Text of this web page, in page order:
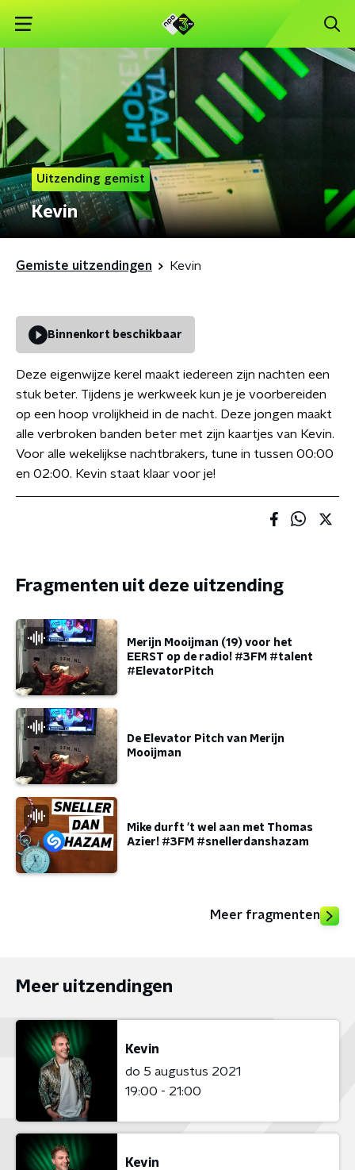
Uitzending gemist
Kevin
Gemiste uitzendingen Kevin
Binnenkort beschikbaar
Deze eigenwijze kerel maakt iedereen zijn nachten een
stuk beter. Tijdens je werkweek kun je je voorbereiden
op een hoop vrolijkheid in de nacht. Deze jongen maakt
alle verbroken banden beter met zijn kaartjes van Kevin.
Voor alle wekelijkse nachtbrakers, tune in tussen 00:00
en 02:00. Kevin staat klaar voor je!
Fragmenten uit deze uitzending
Merijn Mooijman (19) voor het
EERST op de radio! #3FM #talent
#ElevatorPitch
De Elevator Pitch van Merijn
Mooijman
Mike durft 't wel aan met Thomas
Azier! #3FM #snellerdanshazam
Meer fragmenten
Meer uitzendingen
Kevin
do 5 augustus 2021
19:00 - 21:00
Kevin